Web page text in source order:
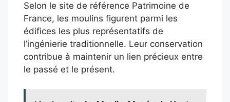
Selon le site de référence Patrimoine de
France, les moulins figurent parmi les
édifices les plus représentatifs de
l’ingénierie traditionnelle. Leur conservation
contribue à maintenir un lien précieux entre
le passé et le présent.